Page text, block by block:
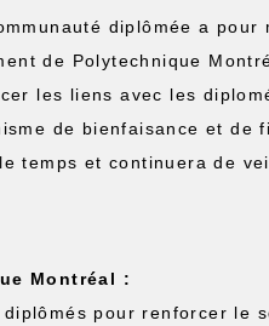
diplômée a pour
de Polytechnique
les liens avec les
de bienfaisance et de
temps et continuera de
Montréal :
pour renforcer le